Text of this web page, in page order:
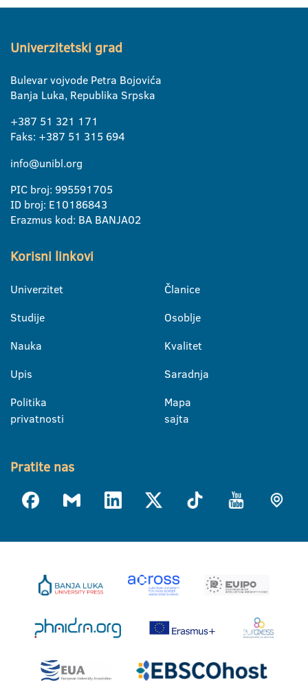
Univerzitetski grad
Bulevar vojvode Petra Bojovića
Banja Luka, Republika Srpska
+387 51 321 171
Faks: +387 51 315 694
info@unibl.org
PIC broj: 995591705
ID broj: E10186843
Erazmus kod: BA BANJA02
Korisni linkovi
Univerzitet
Studije
Nauka
Upis
Politika
privatnosti
Članice
Osoblje
Kvalitet
Saradnja
Mapa
sajta
Pratite nas